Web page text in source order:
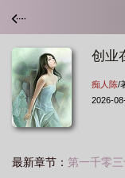
创业
痴人陈/
2026-
最新章节： 第一千零